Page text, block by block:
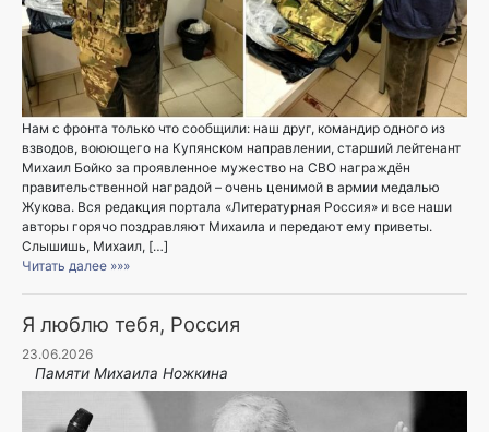
Нам с фронта только что сообщили: наш друг, командир одного из
взводов, воюющего на Купянском направлении, старший лейтенант
Михаил Бойко за проявленное мужество на СВО награждён
правительственной наградой – очень ценимой в армии медалью
Жукова. Вся редакция портала «Литературная Россия» и все наши
авторы горячо поздравляют Михаила и передают ему приветы.
Слышишь, Михаил, […]
Читать далее »»»
Я люблю тебя, Россия
23.06.2026
Памяти Михаила Ножкина